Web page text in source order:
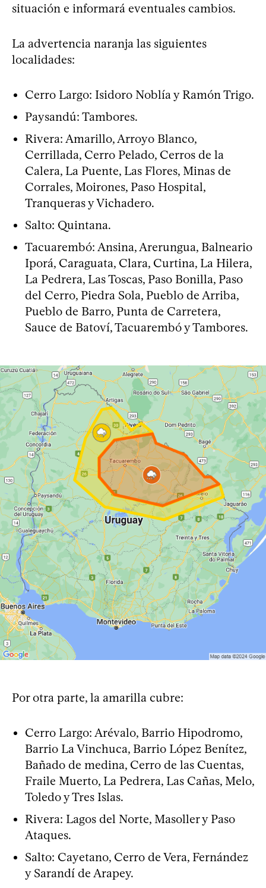
situación e informará eventuales cambios.
La advertencia naranja las siguientes
localidades:
Cerro Largo: Isidoro Noblía y Ramón Trigo.
Paysandú: Tambores.
Rivera: Amarillo, Arroyo Blanco,
Cerrillada, Cerro Pelado, Cerros de la
Calera, La Puente, Las Flores, Minas de
Corrales, Moirones, Paso Hospital,
Tranqueras y Vichadero.
Salto: Quintana.
Tacuarembó: Ansina, Arerungua, Balneario
Iporá, Caraguata, Clara, Curtina, La Hilera,
La Pedrera, Las Toscas, Paso Bonilla, Paso
del Cerro, Piedra Sola, Pueblo de Arriba,
Pueblo de Barro, Punta de Carretera,
Sauce de Batoví, Tacuarembó y Tambores.
Por otra parte, la amarilla cubre:
Cerro Largo: Arévalo, Barrio Hipodromo,
Barrio La Vinchuca, Barrio López Benítez,
Bañado de medina, Cerro de las Cuentas,
Fraile Muerto, La Pedrera, Las Cañas, Melo,
Toledo y Tres Islas.
Rivera: Lagos del Norte, Masoller y Paso
Ataques.
Salto: Cayetano, Cerro de Vera, Fernández
y Sarandí de Arapey.